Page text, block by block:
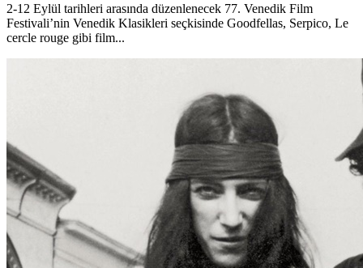
2-12 Eylül tarihleri arasında düzenlenecek 77. Venedik Film
Festivali’nin Venedik Klasikleri seçkisinde Goodfellas, Serpico, Le
cercle rouge gibi film...